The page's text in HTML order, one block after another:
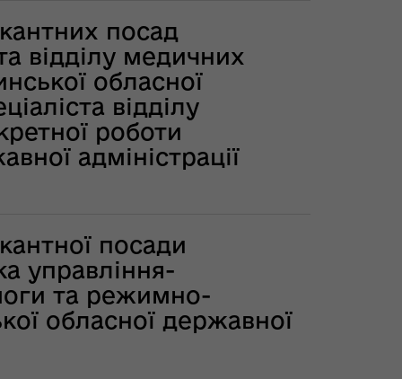
посад
відділу медичних
обласної
відділу
роботи
адміністрації
посади
управління-
та режимно-
обласної державної